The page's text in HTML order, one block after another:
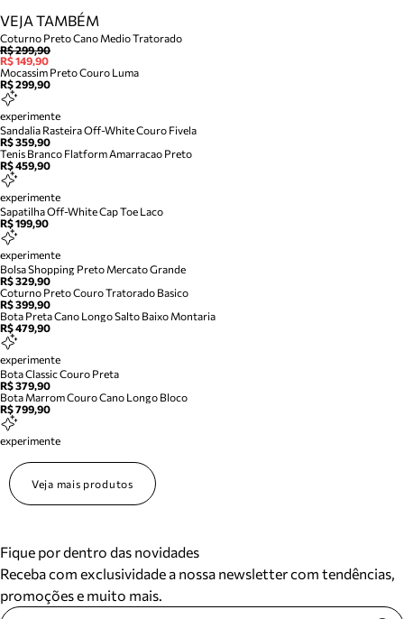
VEJA TAMBÉM
Coturno Preto Cano Medio Tratorado
R$ 299,90
R$ 149,90
Mocassim Preto Couro Luma
R$ 299,90
experimente
Sandalia Rasteira Off-White Couro Fivela
R$ 359,90
Tenis Branco Flatform Amarracao Preto
R$ 459,90
experimente
Sapatilha Off-White Cap Toe Laco
R$ 199,90
experimente
Bolsa Shopping Preto Mercato Grande
R$ 329,90
Coturno Preto Couro Tratorado Basico
R$ 399,90
Bota Preta Cano Longo Salto Baixo Montaria
R$ 479,90
experimente
Bota Classic Couro Preta
R$ 379,90
Bota Marrom Couro Cano Longo Bloco
R$ 799,90
experimente
Veja mais produtos
Fique por dentro das novidades
Receba com exclusividade a nossa newsletter com tendências,
promoções e muito mais.